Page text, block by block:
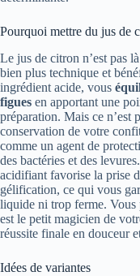
Pourquoi mettre du jus de
Le jus de citron n’est pas
bien plus technique et
ingrédient acide, vous
figues en apportant une
préparation. Mais ce n’est
conservation de votre
comme un agent de
des bactéries et des
acidifiant favorise la prise
gélification, ce qui vous
liquide ni trop ferme. Vous
est le petit magicien de
réussite finale en douceur
Idées de variantes